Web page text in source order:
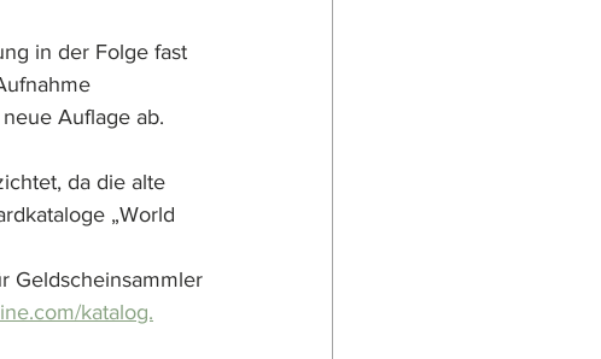
in der Folge fast
Auflage ab.
da die alte
„World
Geldscheinsammler
katalog.